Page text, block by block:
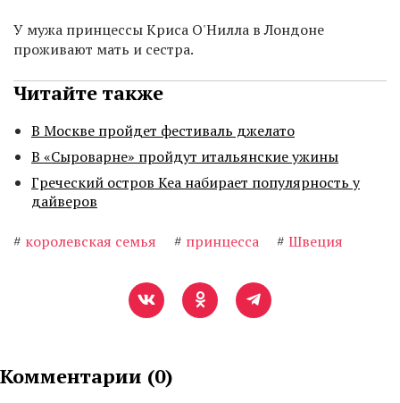
У мужа принцессы Криса O'Нилла в Лондоне
проживают мать и сестра.
Читайте также
В Москве пройдет фестиваль джелато
В «Сыроварне» пройдут итальянские ужины
Греческий остров Кеа набирает популярность у
дайверов
# королевская семья # принцесса # Швеция
Комментарии (0)